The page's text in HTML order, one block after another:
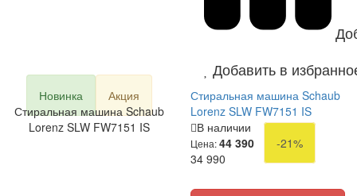
Добавить в
Новинка
Акция
Стиральная машина Schaub
Lorenz SLW FW7151 IS
Стиральная машина Schaub
Lorenz SLW FW7151 IS
В наличии
Цена:44 390
-21%
34 990